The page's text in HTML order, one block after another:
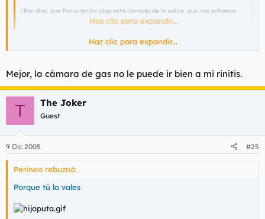
(Por dios, que Per-o-grullo oiga esta llamada de la selva, que nos echamos
Haz clic para expandir...
Tu puedes ir sin cuidado, a los charnegos no los van a tocar.
Haz clic para expandir...
Mejor, la cámara de gas no le puede ir bien a mi rinitis.
T The Joker
Guest
9 Dic 2005 #25
Perineo rebuznó:
Porque tú lo vales